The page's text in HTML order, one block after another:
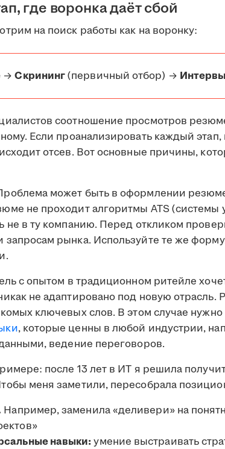
где воронка даёт сбой
на поиск работы как на воронку:
→Скрининг(первичный отбор) →
соотношение просмотров
Если проанализировать каждый
отсев. Вот основные причины,
может быть в оформлении
не проходит алгоритмы ATS (системы
не в ту компанию. Перед откликом
запросам рынка. Используйте те же
с опытом в традиционном ритейле
не адаптировано под новую отрасль.
ключевых слов. В этом случае нужно
, которые ценны в любой индустрии,
ведение переговоров.
после 13 лет в ИТ я решила
меня заметили, пересобрала
Например, заменила «деливери» на
навыки:умение выстраивать